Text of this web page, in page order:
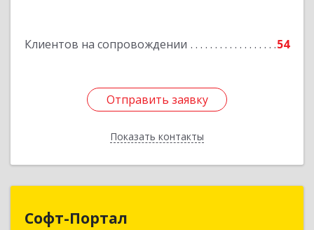
Клиентов на сопровождении 54
Отправить заявку
Показать контакты
Отправить заявку
Назад
Софт-Портал